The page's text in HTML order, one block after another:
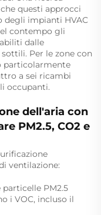
questi approcci
degli impianti HVAC
contempo gli
dalle
Per le zone con
particolarmente
a sei ricambi
occupanti.
dell'aria con
PM2.5, CO2 e
ventilazione:
particelle PM2.5
i VOC, incluso il